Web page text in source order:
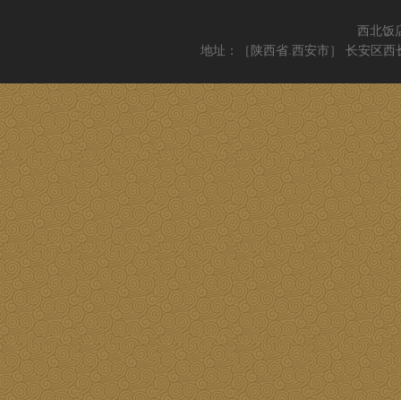
西北饭
地址：［陕西省.西安市］ 长安